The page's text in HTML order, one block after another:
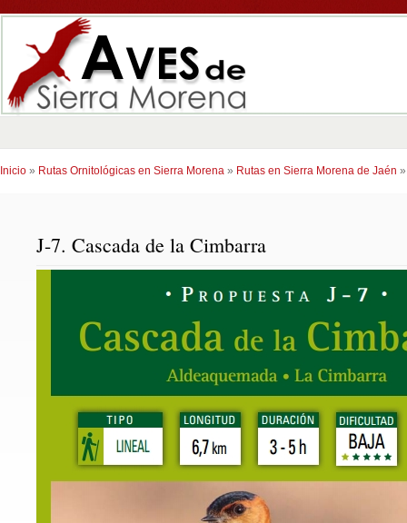
Inicio » Rutas Ornitológicas en Sierra Morena » Rutas en Sierra Morena de Jaén
J-7. Cascada de la Cimbarra